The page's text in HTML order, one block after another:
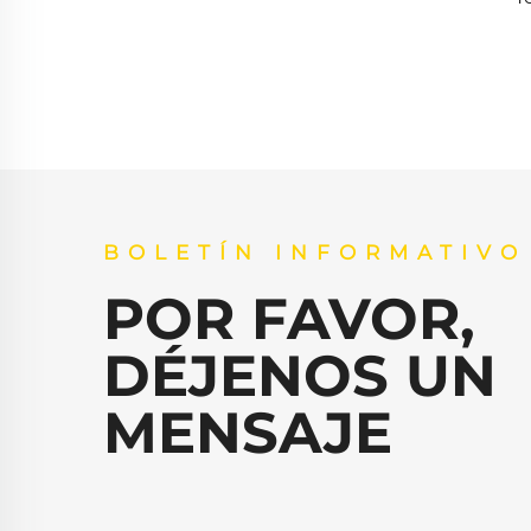
BOLETÍN INFORMATIVO
POR FAVOR,
DÉJENOS UN
MENSAJE